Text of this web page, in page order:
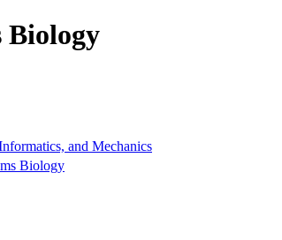
Biology
and Mechanics
Biology